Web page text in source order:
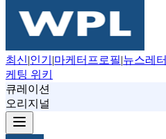
최신|인기 |마케터프로필|뉴스레터
케팅 위키
큐레이션
오리지널